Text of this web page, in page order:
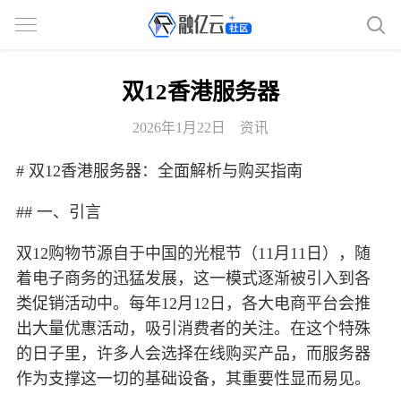
双12香港服务器
2026年1月22日 资讯
# 双12香港服务器：全面解析与购买指南
## 一、引言
双12购物节源自于中国的光棍节（11月11日），随
着电子商务的迅猛发展，这一模式逐渐被引入到各
类促销活动中。每年12月12日，各大电商平台会推
出大量优惠活动，吸引消费者的关注。在这个特殊
的日子里，许多人会选择在线购买产品，而服务器
作为支撑这一切的基础设备，其重要性显而易见。